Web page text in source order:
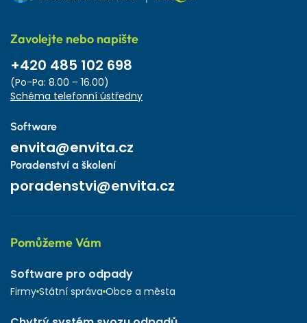
Zavolejte nebo napište
+420 485 102 698
(Po-Pa: 8.00 – 16.00)
Schéma telefonní ústředny
Software
envita@envita.cz
Poradenství a školení
poradenstvi@envita.cz
Pomůžeme Vám
Software pro odpady
Firmy Státní správa Obce a města